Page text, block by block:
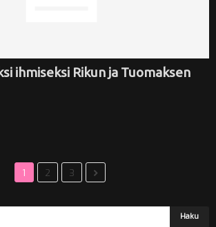
ihmiseksi Rikun ja Tuomaksen
1 2 3